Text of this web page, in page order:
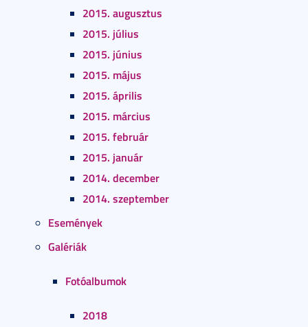
2015. augusztus
2015. július
2015. június
2015. május
2015. április
2015. március
2015. február
2015. január
2014. december
2014. szeptember
Események
Galériák
Fotóalbumok
2018